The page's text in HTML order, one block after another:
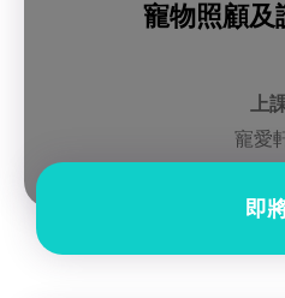
寵物照顧及
上
寵愛
即